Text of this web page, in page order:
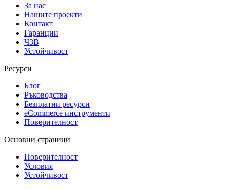
За нас
Нашите проекти
Контакт
Гаранции
ЧЗВ
Устойчивост
Ресурси
Блог
Ръководства
Безплатни ресурси
eCommerce инструменти
Поверителност
Основни страници
Поверителност
Условия
Устойчивост